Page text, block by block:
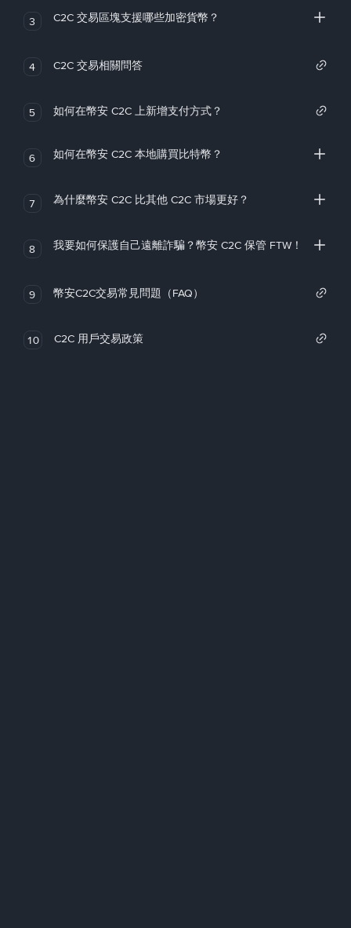
3 C2C 交易區塊支援哪些加密貨幣？
4 C2C 交易相關問答
5 如何在幣安 C2C 上新增支付方式？
6 如何在幣安 C2C 本地購買比特幣？
7 為什麼幣安 C2C 比其他 C2C 市場更好？
8 我要如何保護自己遠離詐騙？幣安 C2C 保管 FTW！
9 幣安C2C交易常見問題（FAQ）
10 C2C 用戶交易政策